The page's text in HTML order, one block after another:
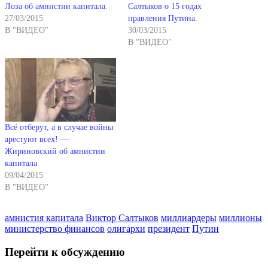
Лоза об амнистии капитала.
27/03/2015
В "ВИДЕО"
Салтыков о 15 годах
правления Путина.
30/03/2015
В "ВИДЕО"
Всё отберут, а в случае войны
арестуют всех! —
Жириновский об амнистии
капитала
09/04/2015
В "ВИДЕО"
амнистия капитала Виктор Салтыков миллиардеры миллионы
министерство финансов олигархи президент Путин
Перейти к обсуждению